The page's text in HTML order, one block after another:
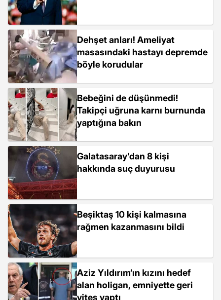
Dehşet anları! Ameliyat
masasındaki hastayı depremde
böyle korudular
Bebeğini de düşünmedi!
Takipçi uğruna karnı burnunda
yaptığına bakın
Galatasaray'dan 8 kişi
hakkında suç duyurusu
Beşiktaş 10 kişi kalmasına
rağmen kazanmasını bildi
Aziz Yıldırım’ın kızını hedef
alan holigan, emniyette geri
vites yaptı